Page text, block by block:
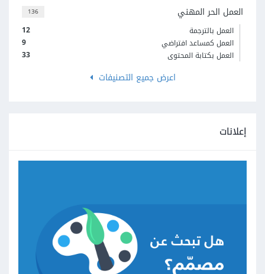
136 العمل الحر المهني
12
العمل بالترجمة
9
العمل كمساعد افتراضي
33
العمل بكتابة المحتوى
اعرض جميع التصنيفات
إعلانات